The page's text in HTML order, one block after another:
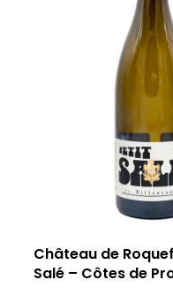
Château de
Salé – Côtes de